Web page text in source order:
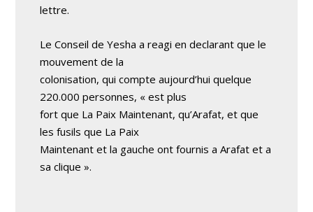
lettre.
Le Conseil de Yesha a reagi en declarant que le
mouvement de la
colonisation, qui compte aujourd’hui quelque
220.000 personnes, « est plus
fort que La Paix Maintenant, qu’Arafat, et que
les fusils que La Paix
Maintenant et la gauche ont fournis a Arafat et a
sa clique ».